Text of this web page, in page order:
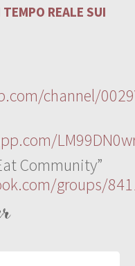
REALE SUI
channel/
Community”
groups/